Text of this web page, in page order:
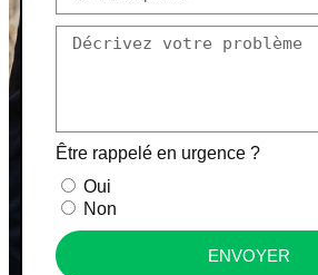
Être rappelé en urgence ?
Oui
Non
ENVOYER